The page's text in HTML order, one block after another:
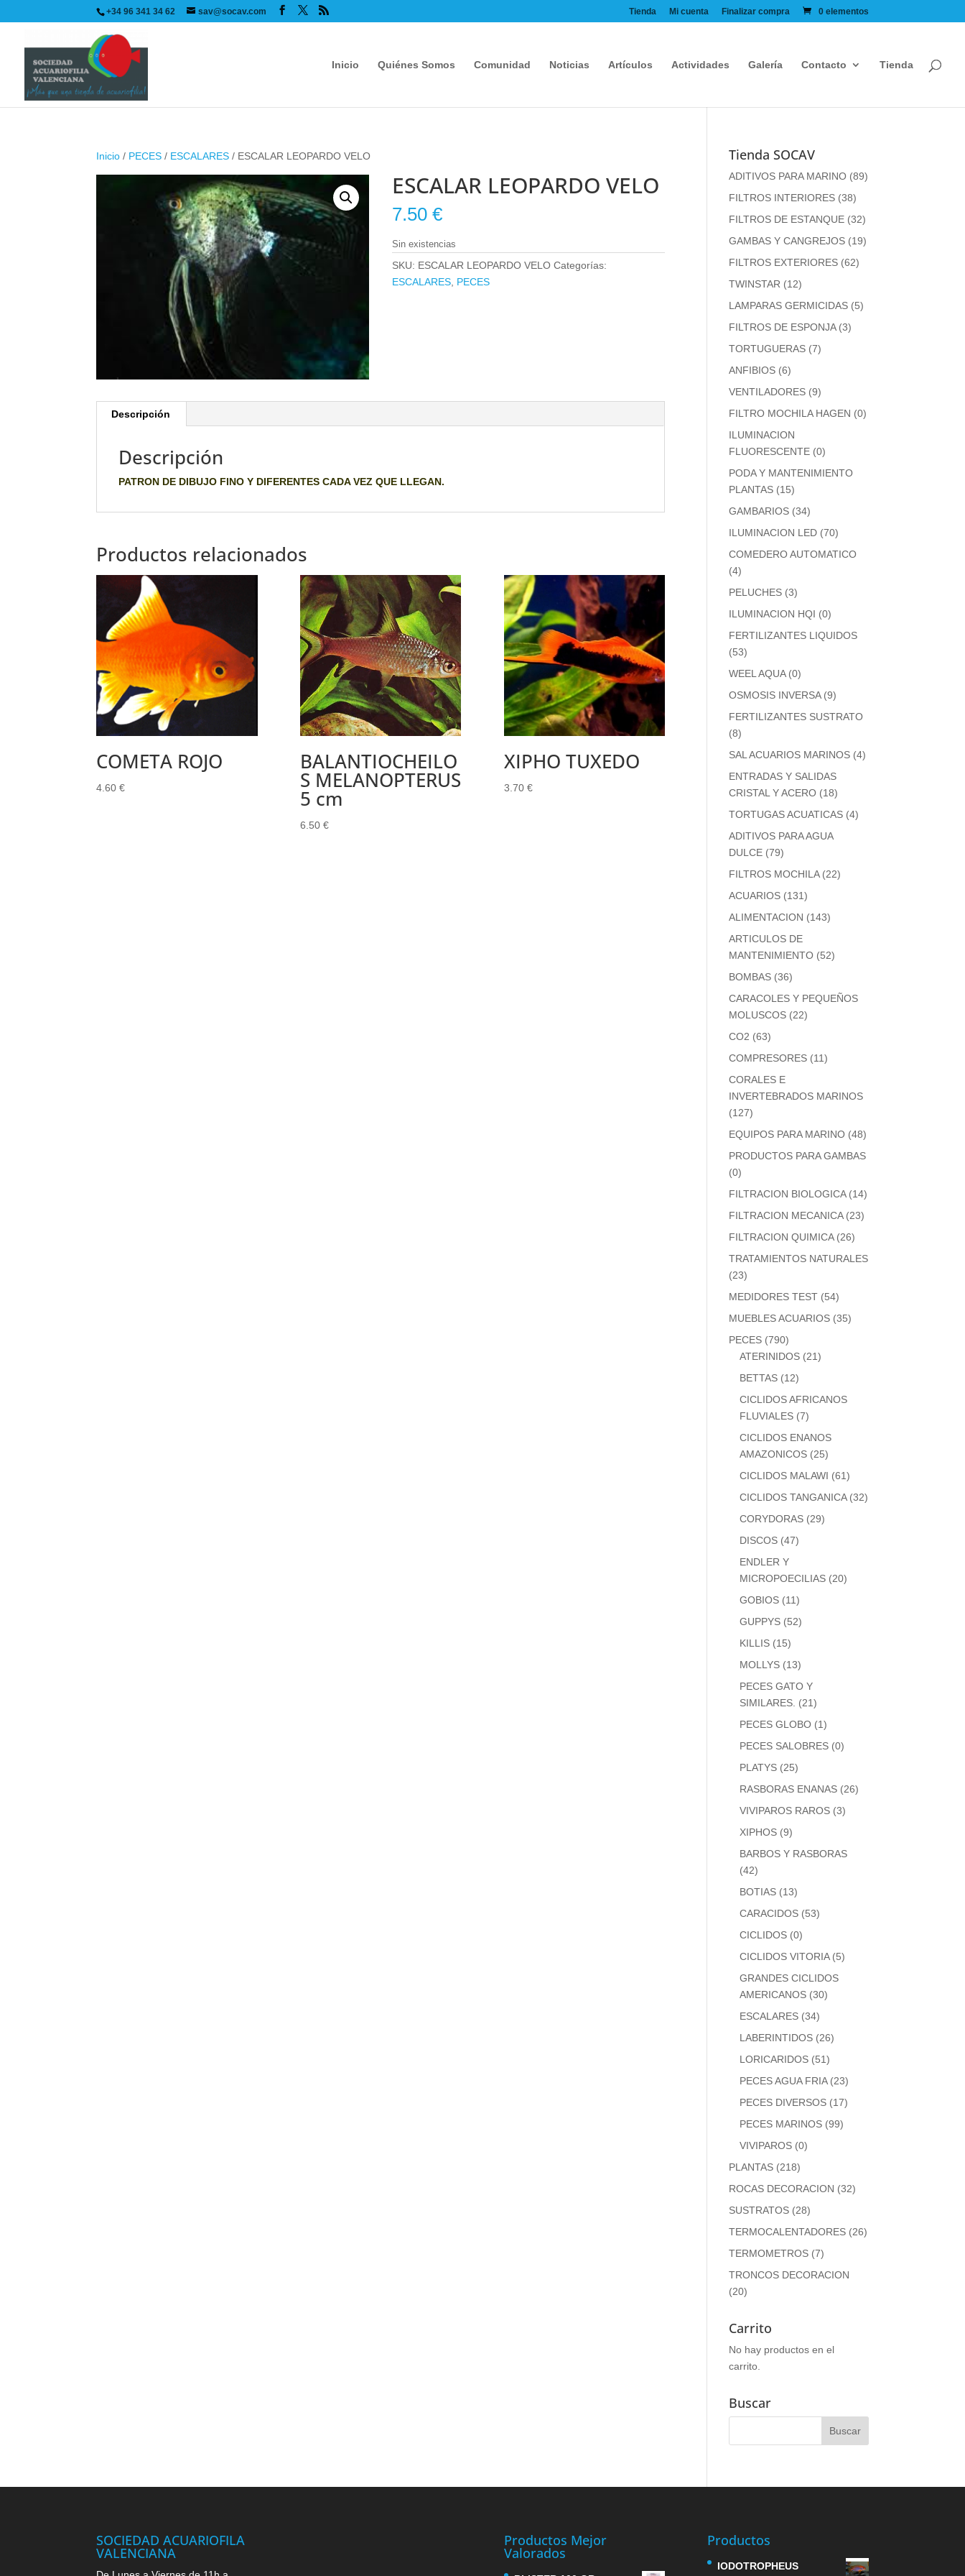
+34 96 341 34 62 sav@socav.com Tienda Mi cuenta Finalizar compra 0 elementos
Inicio Quiénes Somos Comunidad Noticias Artículos Actividades Galería Contacto Tienda
Inicio / PECES / ESCALARES / ESCALAR LEOPARDO VELO
ESCALAR LEOPARDO VELO
7.50€
Sin existencias
SKU: ESCALAR LEOPARDO VELO Categorías:
ESCALARES PECES
Descripción
Descripción
PATRON DE DIBUJO FINO Y DIFERENTES CADA VEZ QUE LLEGAN.
Productos relacionados
COMETA ROJO
4.60€
BALANTIOCHEILO
S MELANOPTERUS
5 cm
6.50 €
XIPHO TUXEDO
3.70 €
Tienda SOCAV
ADITIVOS PARA MARINO (89)
FILTROS INTERIORES (38)
FILTROS DE ESTANQUE (32)
GAMBAS Y CANGREJOS (19)
FILTROS EXTERIORES (62)
TWINSTAR (12)
LAMPARAS GERMICIDAS (5)
FILTROS DE ESPONJA (3)
TORTUGUERAS (7)
ANFIBIOS (6)
VENTILADORES (9)
FILTRO MOCHILA HAGEN (0)
ILUMINACION
FLUORESCENTE (0)
PODA Y MANTENIMIENTO
PLANTAS (15)
GAMBARIOS (34)
ILUMINACION LED (70)
COMEDERO AUTOMATICO
(4)
PELUCHES (3)
ILUMINACION HQI (0)
FERTILIZANTES LIQUIDOS
(53)
WEEL AQUA (0)
OSMOSIS INVERSA (9)
FERTILIZANTES SUSTRATO
(8)
SAL ACUARIOS MARINOS (4)
ENTRADAS Y SALIDAS
CRISTAL Y ACERO (18)
TORTUGAS ACUATICAS (4)
ADITIVOS PARA AGUA
DULCE (79)
FILTROS MOCHILA (22)
ACUARIOS (131)
ALIMENTACION (143)
ARTICULOS DE
MANTENIMIENTO (52)
BOMBAS (36)
CARACOLES Y PEQUEÑOS
MOLUSCOS (22)
CO2 (63)
COMPRESORES (11)
CORALES E
INVERTEBRADOS MARINOS
(127)
EQUIPOS PARA MARINO (48)
PRODUCTOS PARA GAMBAS
(0)
FILTRACION BIOLOGICA (14)
FILTRACION MECANICA (23)
FILTRACION QUIMICA (26)
TRATAMIENTOS NATURALES
(23)
MEDIDORES TEST (54)
MUEBLES ACUARIOS (35)
PECES (790)
ATERINIDOS (21)
BETTAS (12)
CICLIDOS AFRICANOS
FLUVIALES (7)
CICLIDOS ENANOS
AMAZONICOS (25)
CICLIDOS MALAWI (61)
CICLIDOS TANGANICA (32)
CORYDORAS (29)
DISCOS (47)
ENDLER Y
MICROPOECILIAS (20)
GOBIOS (11)
GUPPYS (52)
KILLIS (15)
MOLLYS (13)
PECES GATO Y
SIMILARES. (21)
PECES GLOBO (1)
PECES SALOBRES (0)
PLATYS (25)
RASBORAS ENANAS (26)
VIVIPAROS RAROS (3)
XIPHOS (9)
BARBOS Y RASBORAS
(42)
BOTIAS (13)
CARACIDOS (53)
CICLIDOS (0)
CICLIDOS VITORIA (5)
GRANDES CICLIDOS
AMERICANOS (30)
ESCALARES (34)
LABERINTIDOS (26)
LORICARIDOS (51)
PECES AGUA FRIA (23)
PECES DIVERSOS (17)
PECES MARINOS (99)
VIVIPAROS (0)
PLANTAS (218)
ROCAS DECORACION (32)
SUSTRATOS (28)
TERMOCALENTADORES (26)
TERMOMETROS (7)
TRONCOS DECORACION
(20)
Carrito
No hay productos en el
carrito.
Buscar
SOCIEDAD ACUARIOFILA
VALENCIANA
Productos Mejor
Valorados
Productos
IODOTROPHEUS